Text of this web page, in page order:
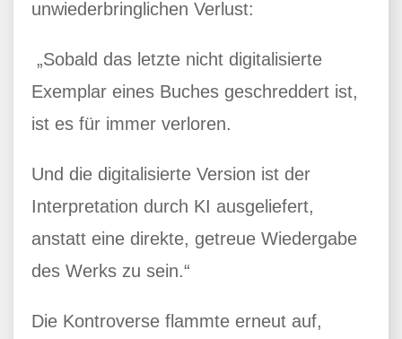
unwiederbringlichen Verlust:
„Sobald das letzte nicht digitalisierte
Exemplar eines Buches geschreddert ist,
ist es für immer verloren.
Und die digitalisierte Version ist der
Interpretation durch KI ausgeliefert,
anstatt eine direkte, getreue Wiedergabe
des Werks zu sein.“
Die Kontroverse flammte erneut auf,